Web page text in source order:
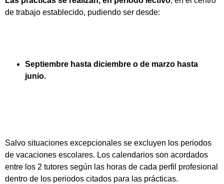
de trabajo establecido, pudiendo ser desde:
Septiembre hasta diciembre o de marzo hasta
junio.
Salvo situaciones excepcionales se excluyen los periodos
de vacaciones escolares. Los calendarios son acordados
entre los 2 tutores según las horas de cada perfil profesional
dentro de los periodos citados para las prácticas.